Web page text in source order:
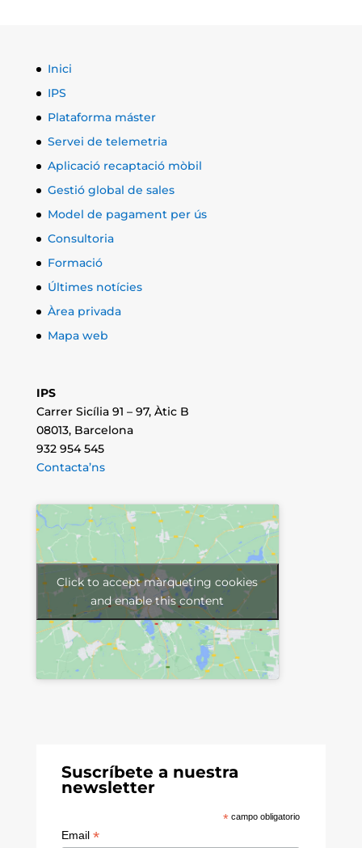
Inici
IPS
Plataforma máster
Servei de telemetria
Aplicació recaptació mòbil
Gestió global de sales
Model de pagament per ús
Consultoria
Formació
Últimes notícies
Àrea privada
Mapa web
IPS
Carrer Sicília 91 – 97, Àtic B
08013, Barcelona
932 954 545
Contacta’ns
Click to accept màrqueting cookies
and enable this content
Suscríbete a nuestra
newsletter
*campo obligatorio
Email *